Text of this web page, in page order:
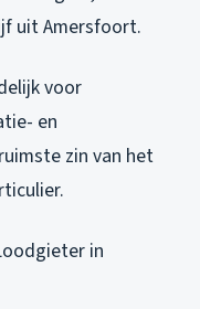
uit Amersfoort.
voor
en
zin van het
in